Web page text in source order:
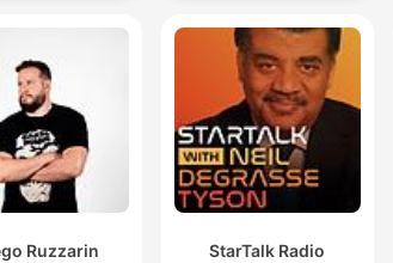
Ruzzarin StarTalk Radio